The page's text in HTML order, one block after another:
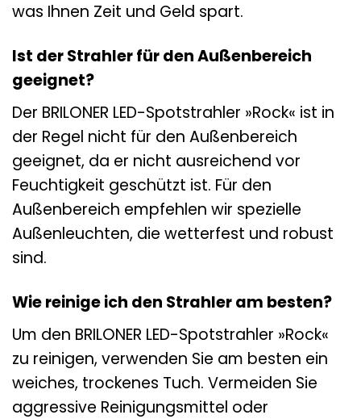
was Ihnen Zeit und Geld spart.
Ist der Strahler für den Außenbereich
geeignet?
Der BRILONER LED-Spotstrahler »Rock« ist in
der Regel nicht für den Außenbereich
geeignet, da er nicht ausreichend vor
Feuchtigkeit geschützt ist. Für den
Außenbereich empfehlen wir spezielle
Außenleuchten, die wetterfest und robust
sind.
Wie reinige ich den Strahler am besten?
Um den BRILONER LED-Spotstrahler »Rock«
zu reinigen, verwenden Sie am besten ein
weiches, trockenes Tuch. Vermeiden Sie
aggressive Reinigungsmittel oder